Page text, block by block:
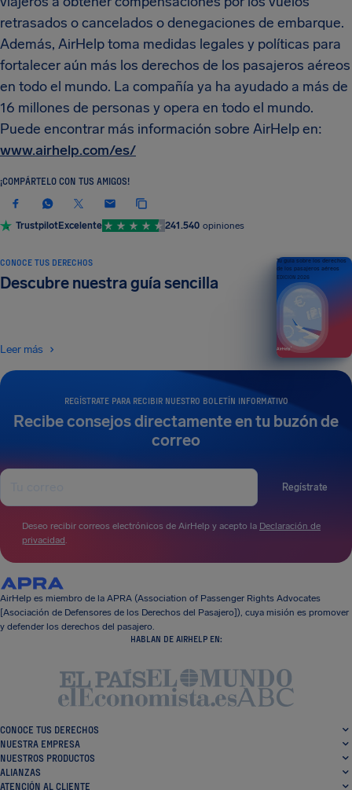
retrasados ​​o cancelados o denegaciones de embarque.
Además, AirHelp toma medidas legales y políticas para
fortalecer aún más los derechos de los pasajeros aéreos
en todo el mundo. La compañía ya ha ayudado a más de
16 millones de personas y opera en todo el mundo.
Puede encontrar más información sobre AirHelp en:
www.airhelp.com/es/
¡COMPÁRTELO CON TUS AMIGOS!
TrustpilotExcelente 241.540 opiniones
REGÍSTRATE PARA RECIBIR NUESTRO BOLETÍN INFORMATIVO
Recibe consejos directamente en tu buzón de
correo
Regístrate
Deseo recibir correos electrónicos de AirHelp y acepto la Declaración de
privacidad.
CONOCE TUS DERECHOS
Descubre nuestra guía sencilla
Leer más
Tu guía sobre los derechos
de los pasajeros aéreos
EDICIÓN 2026
AirHelp es miembro de la APRA (Association of Passenger Rights Advocates
[Asociación de Defensores de los Derechos del Pasajero]), cuya misión es promover
y defender los derechos del pasajero.
HABLAN DE AIRHELP EN:
CONOCE TUS DERECHOS
NUESTRA EMPRESA
NUESTROS PRODUCTOS
ALIANZAS
ATENCIÓN AL CLIENTE